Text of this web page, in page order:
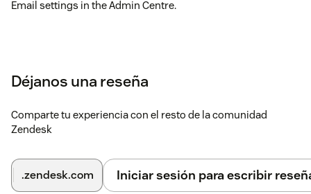
Email settings in the Admin Centre.
Déjanos una reseña
Comparte tu experiencia con el resto de la comunidad
Zendesk
.zendesk.com Iniciar sesión para escribir